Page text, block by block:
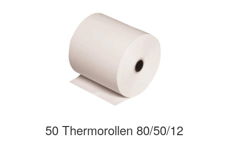
50 Thermorollen 80/50/12